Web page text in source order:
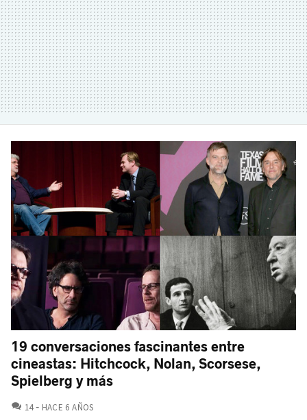
19 conversaciones fascinantes entre
cineastas: Hitchcock, Nolan, Scorsese,
Spielberg y más
14 COMENTARIOS
HACE 6 AÑOS